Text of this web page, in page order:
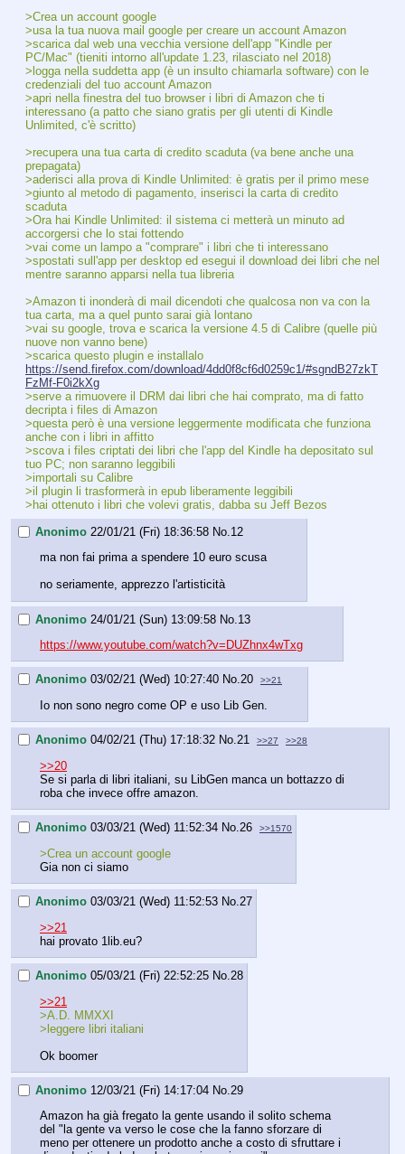
>Crea un account google
>usa la tua nuova mail google per creare un account Amazon
>scarica dal web una vecchia versione dell'app "Kindle per
PC/Mac" (tieniti intorno all'update 1.23, rilasciato nel 2018)
>logga nella suddetta app (è un insulto chiamarla software) con le
credenziali del tuo account Amazon
>apri nella finestra del tuo browser i libri di Amazon che ti
interessano (a patto che siano gratis per gli utenti di Kindle
Unlimited, c'è scritto)
>recupera una tua carta di credito scaduta (va bene anche una
prepagata)
>aderisci alla prova di Kindle Unlimited: è gratis per il primo mese
>giunto al metodo di pagamento, inserisci la carta di credito
scaduta
>Ora hai Kindle Unlimited: il sistema ci metterà un minuto ad
accorgersi che lo stai fottendo
>vai come un lampo a "comprare" i libri che ti interessano
>spostati sull'app per desktop ed esegui il download dei libri che nel
mentre saranno apparsi nella tua libreria
>Amazon ti inonderà di mail dicendoti che qualcosa non va con la
tua carta, ma a quel punto sarai già lontano
>vai su google, trova e scarica la versione 4.5 di Calibre (quelle più
nuove non vanno bene)
>scarica questo plugin e installalo
https://send.firefox.com/download/4dd0f8cf6d0259c1/#sgndB27zkT
FzMf-F0i2kXg
>serve a rimuovere il DRM dai libri che hai comprato, ma di fatto
decripta i files di Amazon
>questa però è una versione leggermente modificata che funziona
anche con i libri in affitto
>scova i files criptati dei libri che l'app del Kindle ha depositato sul
tuo PC; non saranno leggibili
>importali su Calibre
>il plugin li trasformerà in epub liberamente leggibili
>hai ottenuto i libri che volevi gratis, dabba su Jeff Bezos
Anonimo 22/01/21 (Fri) 18:36:58 No. 12
ma non fai prima a spendere 10 euro scusa
no seriamente, apprezzo l'artisticità
Anonimo 24/01/21 (Sun) 13:09:58 No. 13
https://www.youtube.com/watch?v=DUZhnx4wTxg
Anonimo 03/02/21 (Wed) 10:27:40 No.20 >>21
Io non sono negro come OP e uso Lib Gen.
Anonimo 04/02/21 (Thu) 17:18:32 No.21 >>27 >>28
>>20
Se si parla di libri italiani, su LibGen manca un bottazzo di
roba che invece offre amazon.
Anonimo 03/03/21 (Wed) 11:52:34 No.26 >>1570
>Crea un account google
Gia non ci siamo
Anonimo 03/03/21 (Wed) 11:52:53 No.27
>>21
hai provato 1lib.eu?
Anonimo 05/03/21 (Fri) 22:52:25 No.28
>>21
>A.D. MMXXI
>leggere libri italiani
Ok boomer
Anonimo 12/03/21 (Fri) 14:17:04 No.29
Amazon ha già fregato la gente usando il solito schema
del "la gente va verso le cose che la fanno sforzare di
meno per ottenere un prodotto anche a costo di sfruttare i